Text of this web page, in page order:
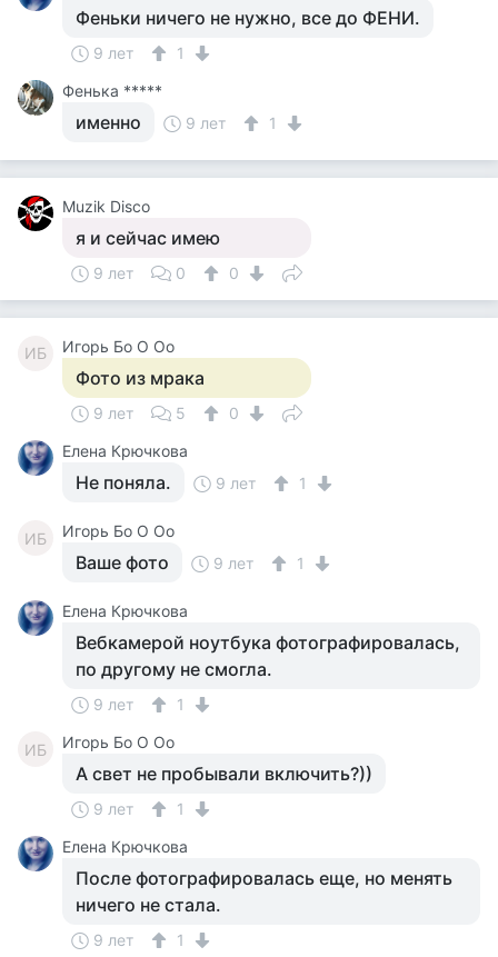
Феньки ничего не нужно, все до ФЕНИ.
9 лет
1
Фенька *****
именно 9 лет 1
Muzik Disco
я и сейчас имею
9 лет 0 0
ИБ Игорь Бо О Оо
Фото из мрака
9 лет 5
0
Елена Крючкова
Не поняла. 9 лет 1
ИБ Игорь Бо О Оо
Ваше фото 9 лет 1
Елена Крючкова
Вебкамерой ноутбука фотографировалась,
по другому не смогла.
9 лет 1
ИБ Игорь Бо О Оо
А свет не пробывали включить?))
9 лет
1
Елена Крючкова
После фотографировалась еще, но менять
ничего не стала.
9 лет 1